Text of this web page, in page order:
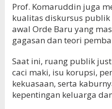
Prof. Komaruddin juga
kualitas diskursus
awal Orde Baru yang
gagasan dan teori
Saat ini, ruang publik
caci maki, isu korupsi,
kekuasaan, serta
kepentingan keluarga